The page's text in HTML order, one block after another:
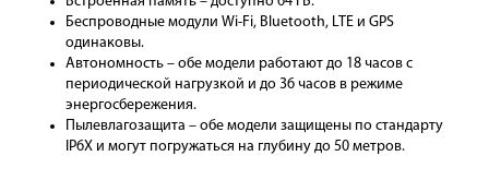
Беспроводные модули Wi-Fi, Bluetooth, LTE и GPS
одинаковы.
Автономность – обе модели работают до 18 часов с
периодической нагрузкой и до 36 часов в режиме
энергосбережения.
Пылевлагозащита – обе модели защищены по стандарту
IP6X и могут погружаться на глубину до 50 метров.